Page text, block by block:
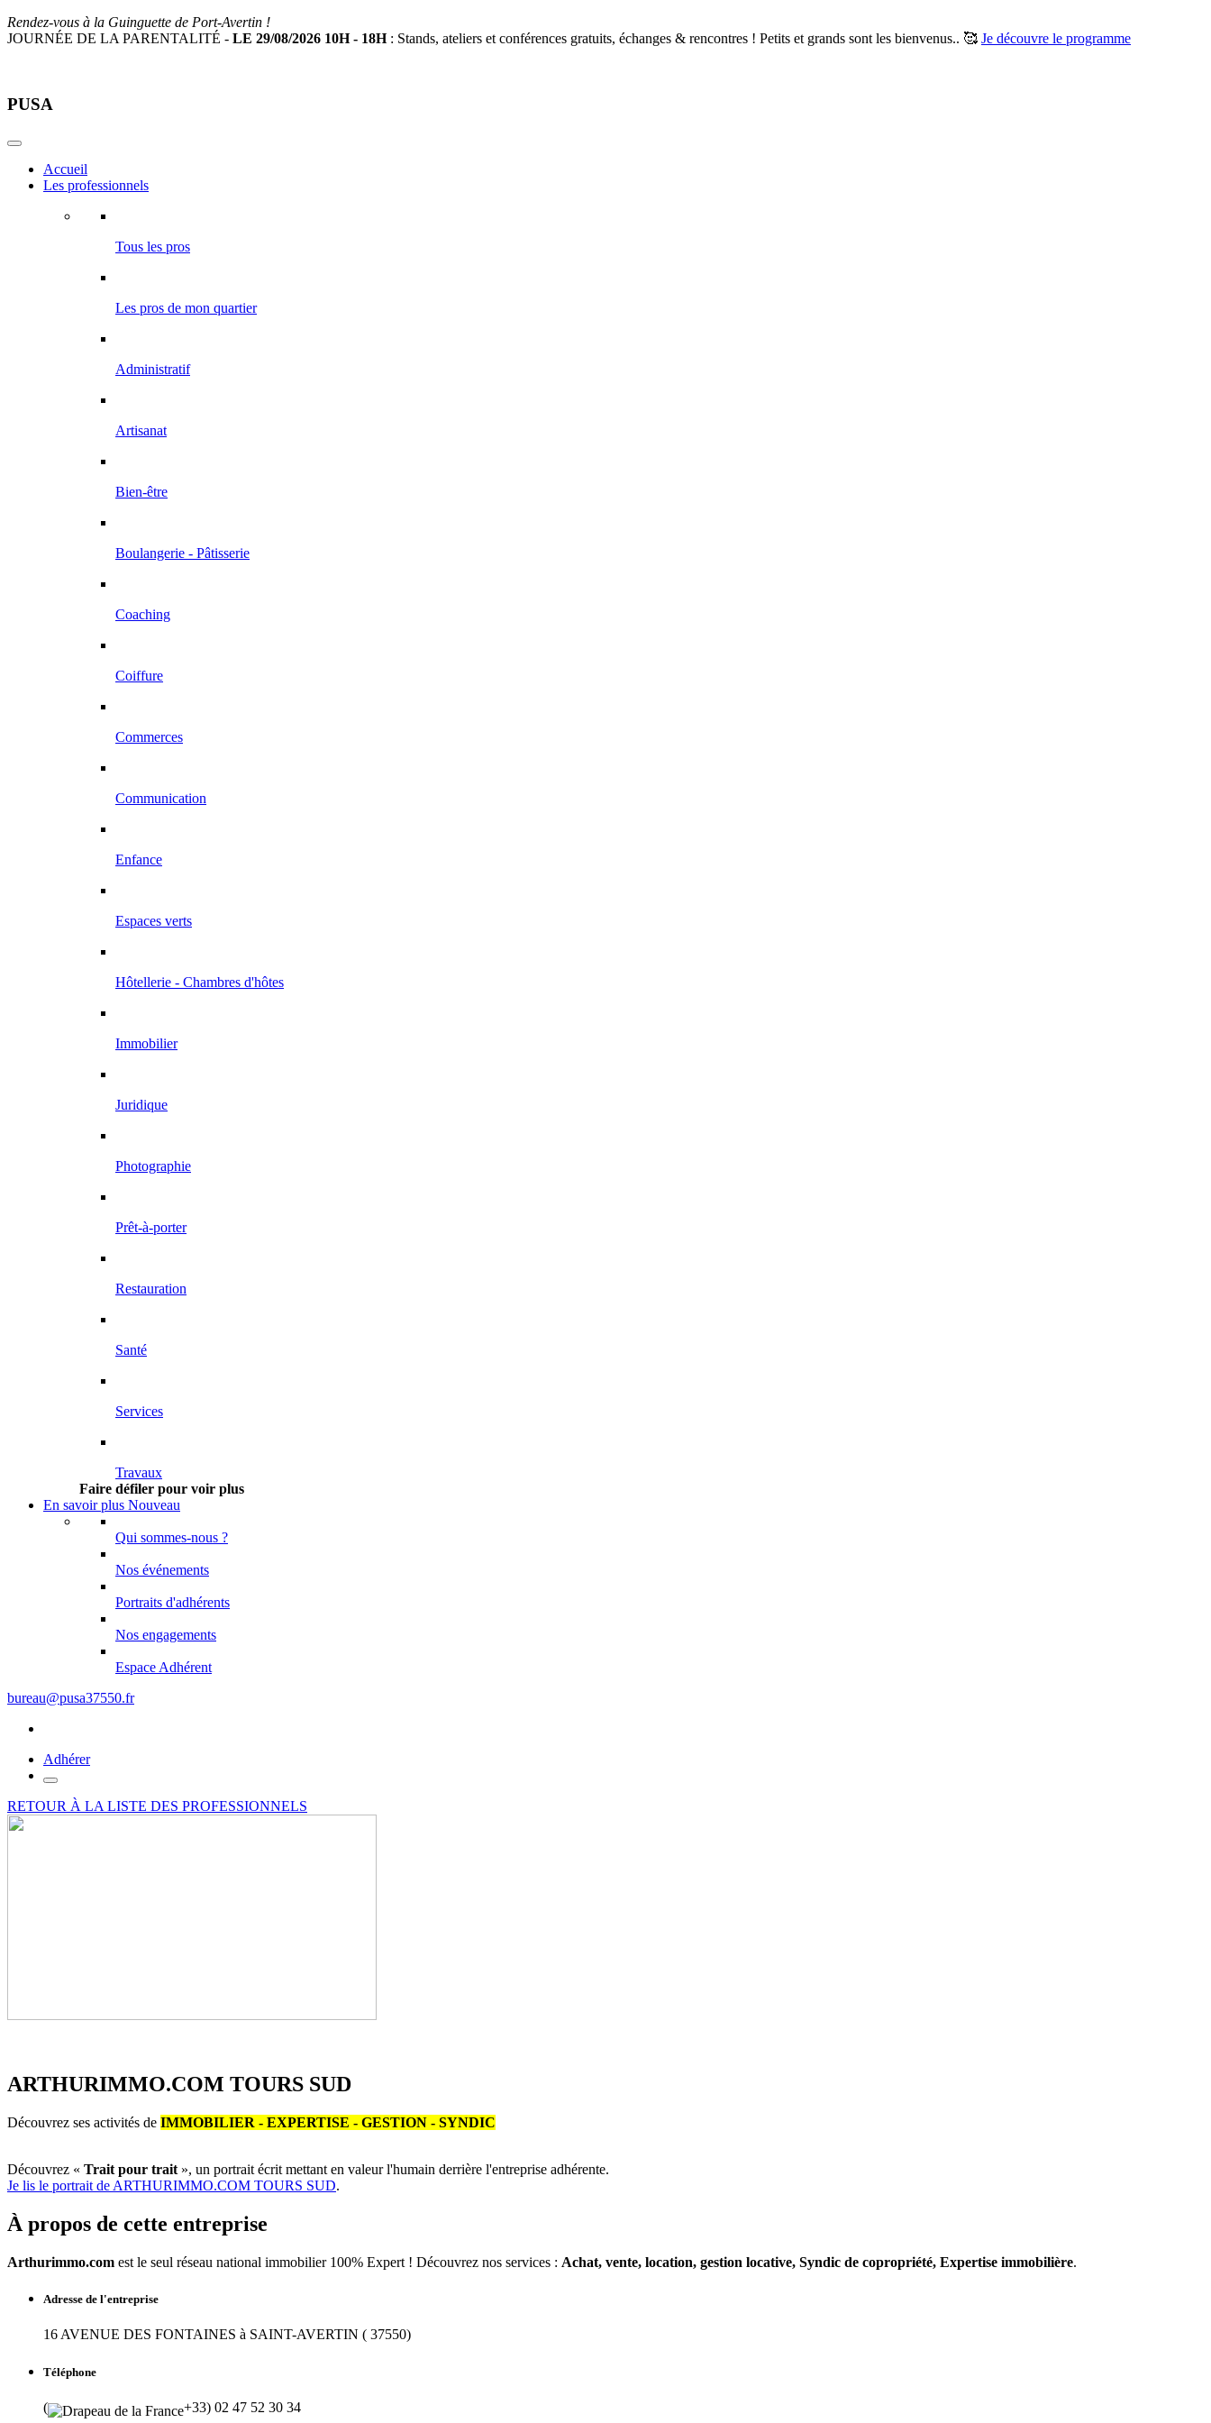
Rendez-vous à la Guinguette de Port-Avertin !
JOURNÉE DE LA PARENTALITÉ - LE 29/08/2026 10H - 18H: Stands, ateliers et conférences gratuits, échanges & rencontres ! Petits et grands sont les bienvenus.. 🥰 Je découvre le programme
PUSA
Accueil
Les professionnels
Tous les pros
Les pros de mon quartier
Administratif
Artisanat
Bien-être
Boulangerie - Pâtisserie
Coaching
Coiffure
Commerces
Communication
Enfance
Espaces verts
Hôtellerie - Chambres d'hôtes
Immobilier
Juridique
Photographie
Prêt-à-porter
Restauration
Santé
Services
Travaux
Faire défiler pour voir plus
En savoir plus Nouveau
Qui sommes-nous ?
Nos événements
Portraits d'adhérents
Nos engagements
Espace Adhérent
bureau@pusa37550.fr
Adhérer
RETOUR À LA LISTE DES PROFESSIONNELS
ARTHURIMMO.COM TOURS SUD
Découvrez ses activités de IMMOBILIER - EXPERTISE - GESTION - SYNDIC
Découvrez « Trait pour trait », un portrait écrit mettant en valeur l'humain derrière l'entreprise adhérente.
Je lis le portrait de ARTHURIMMO.COM TOURS SUD.
À propos de cette entreprise
Arthurimmo.com est le seul réseau national immobilier 100% Expert ! Découvrez nos services : Achat, vente, location, gestion locative, Syndic de copropriété, Expertise immobilière.
Adresse de l'entreprise
16 AVENUE DES FONTAINES à SAINT-AVERTIN ( 37550)
Téléphone
( +33) 02 47 52 30 34